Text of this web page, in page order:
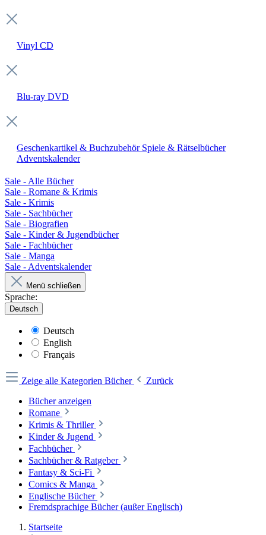
Vinyl CD
Blu-ray DVD
Geschenkartikel & Buchzubehör Spiele & Rätselbücher
Adventskalender
Sale - Alle Bücher
Sale - Romane & Krimis
Sale - Krimis
Sale - Sachbücher
Sale - Biografien
Sale - Kinder & Jugendbücher
Sale - Fachbücher
Sale - Manga
Sale - Adventskalender
Menü schließen
Sprache:
Deutsch
Deutsch
English
Français
Zeige alle Kategorien Bücher
Zurück
Bücher anzeigen
Romane
Krimis & Thriller
Kinder & Jugend
Fachbücher
Sachbücher & Ratgeber
Fantasy & Sci-Fi
Comics & Manga
Englische Bücher
Fremdsprachige Bücher (außer Englisch)
Startseite